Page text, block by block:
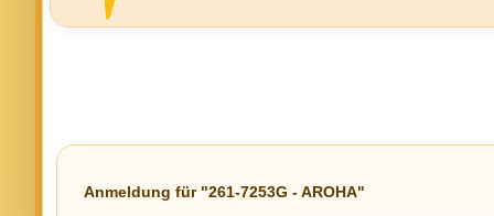
Anmeldung für "261-7253G - AROHA"